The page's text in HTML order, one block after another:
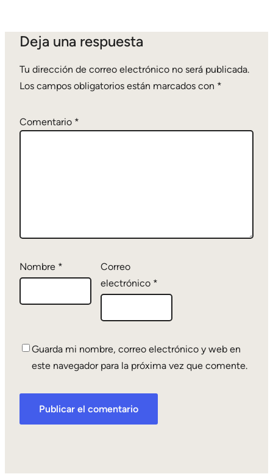
Deja una respuesta
Tu dirección de correo electrónico no será publicada.
Los campos obligatorios están marcados con *
Comentario *
Nombre *
Correo
electrónico *
Guarda mi nombre, correo electrónico y web en
este navegador para la próxima vez que comente.